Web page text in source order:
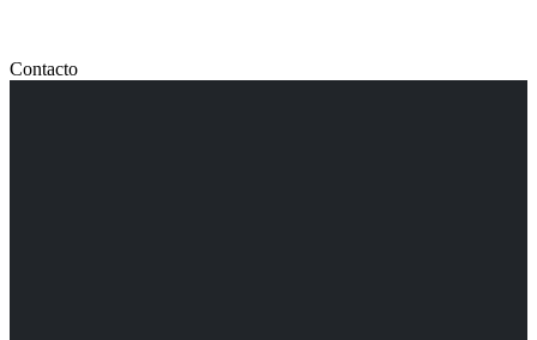
Contacto